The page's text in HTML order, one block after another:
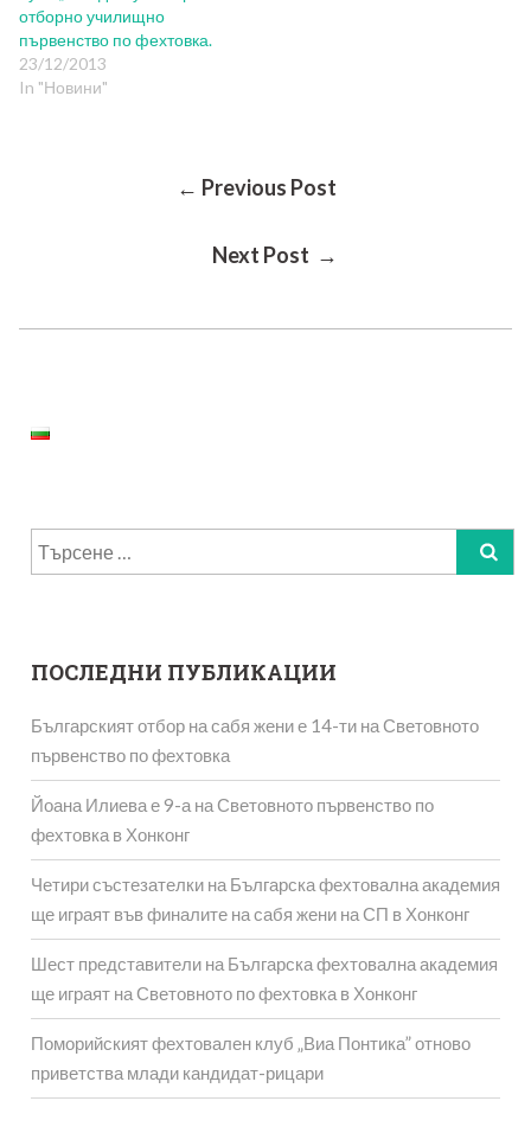
отборно училищно
първенство по фехтовка.
23/12/2013
In "Новини"
← Previous Post
Next Post →
Търсене
за:
ПОСЛЕДНИ ПУБЛИКАЦИИ
Българският отбор на сабя жени е 14-ти на Световното
първенство по фехтовка
Йоана Илиева е 9-а на Световното първенство по
фехтовка в Хонконг
Четири състезателки на Българска фехтовална академия
ще играят във финалите на сабя жени на СП в Хонконг
Шест представители на Българска фехтовална академия
ще играят на Световното по фехтовка в Хонконг
Поморийският фехтовален клуб „Виа Понтика” отново
приветства млади кандидат-рицари